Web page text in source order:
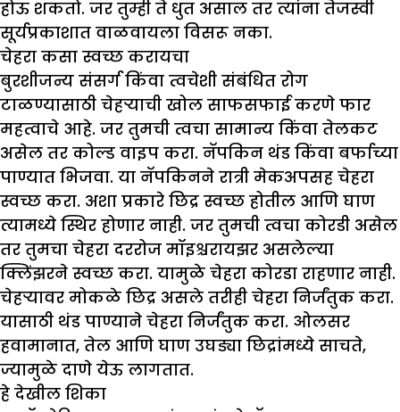
होऊ शकतो. जर तुम्ही ते धुत असाल तर त्यांना तेजस्वी
सूर्यप्रकाशात वाळवायला विसरू नका.
चेहरा कसा स्वच्छ करायचा
बुरशीजन्य संसर्ग किंवा त्वचेशी संबंधित रोग
टाळण्यासाठी चेहऱ्याची खोल साफसफाई करणे फार
महत्वाचे आहे. जर तुमची त्वचा सामान्य किंवा तेलकट
असेल तर कोल्ड वाइप करा. नॅपकिन थंड किंवा बर्फाच्या
पाण्यात भिजवा. या नॅपकिनने रात्री मेकअपसह चेहरा
स्वच्छ करा. अशा प्रकारे छिद्र स्वच्छ होतील आणि घाण
त्यामध्ये स्थिर होणार नाही. जर तुमची त्वचा कोरडी असेल
तर तुमचा चेहरा दररोज मॉइश्चरायझर असलेल्या
क्लिंझरने स्वच्छ करा. यामुळे चेहरा कोरडा राहणार नाही.
चेहऱ्यावर मोकळे छिद्र असले तरीही चेहरा निर्जंतुक करा.
यासाठी थंड पाण्याने चेहरा निर्जंतुक करा. ओलसर
हवामानात, तेल आणि घाण उघड्या छिद्रांमध्ये साचते,
ज्यामुळे दाणे येऊ लागतात.
हे देखील शिका